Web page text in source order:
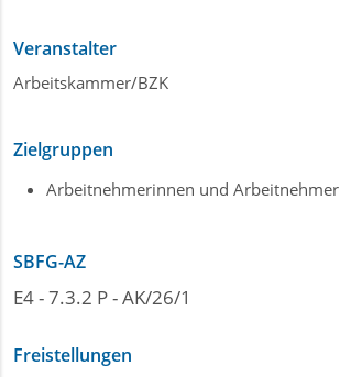
Veranstalter
Arbeitskammer/BZK
Zielgruppen
Arbeitnehmerinnen und Arbeitnehmer
SBFG-AZ
E4 - 7.3.2 P - AK/26/1
Freistellungen